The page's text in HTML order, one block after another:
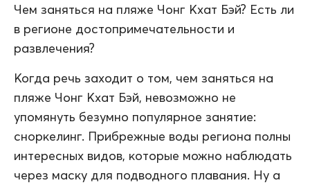
Чем заняться на пляже Чонг Кхат Бэй? Есть ли
в регионе достопримечательности и
развлечения?
Когда речь заходит о том, чем заняться на
пляже Чонг Кхат Бэй, невозможно не
упомянуть безумно популярное занятие:
сноркелинг. Прибрежные воды региона полны
интересных видов, которые можно наблюдать
через маску для подводного плавания. Ну а